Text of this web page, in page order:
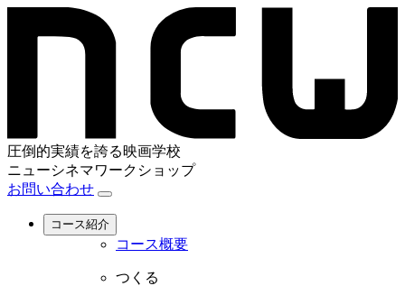
圧倒的実績を誇る映画学校
ニューシネマワークショップ
お問い合わせ
コース紹介
コース概要
つくる